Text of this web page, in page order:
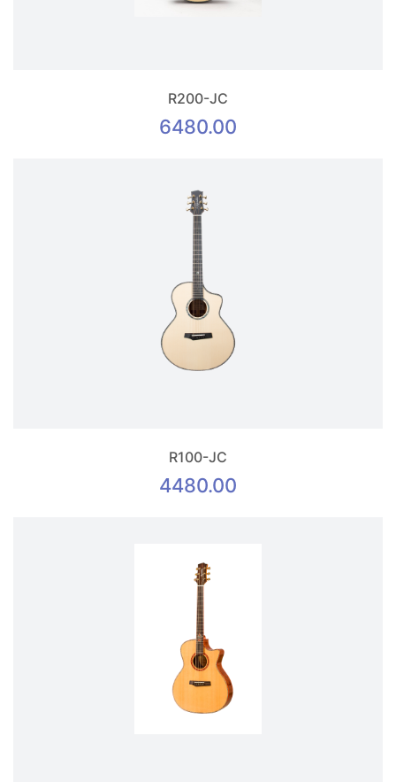
R200-JC
6480.00
R100-JC
4480.00